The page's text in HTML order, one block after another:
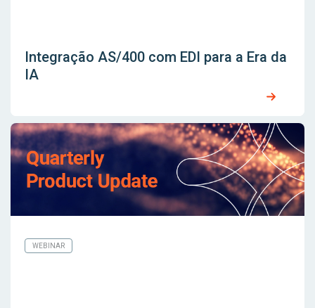
Integração AS/400 com EDI para a Era da
IA
WEBINAR